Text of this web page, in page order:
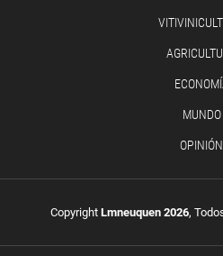
MUNDO
OPINIÓN
Copyright Lmneuquen 2026,